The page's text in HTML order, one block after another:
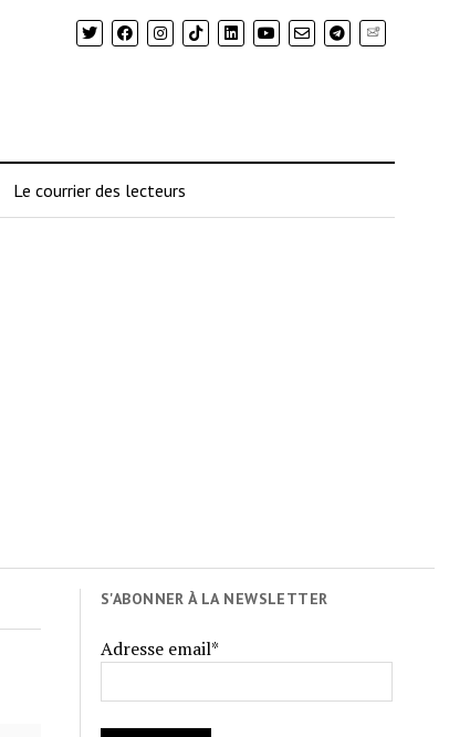
Newsletter
Le courrier des lecteurs
S'ABONNER À LA NEWSLETTER
Adresse email*